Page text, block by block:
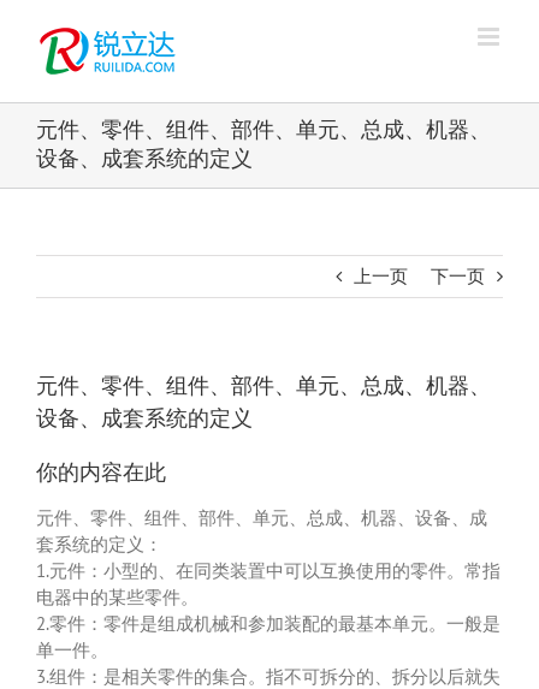
元件、零件、组件、部件、单元、总成、机器、
设备、成套系统的定义
上一页 下一页
元件、零件、组件、部件、单元、总成、机器、
设备、成套系统的定义
你的内容在此
元件、零件、组件、部件、单元、总成、机器、设备、成
套系统的定义：
1.元件：小型的、在同类装置中可以互换使用的零件。常指
电器中的某些零件。
2.零件：零件是组成机械和参加装配的最基本单元。一般是
单一件。
3.组件：是相关零件的集合。指不可拆分的、拆分以后就失